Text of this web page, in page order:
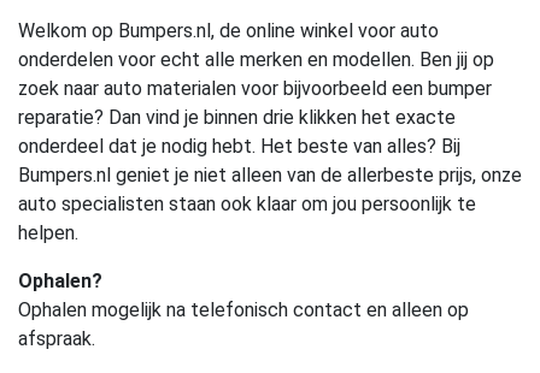
Welkom op Bumpers.nl, de online winkel voor auto
onderdelen voor echt alle merken en modellen. Ben jij op
zoek naar auto materialen voor bijvoorbeeld een bumper
reparatie? Dan vind je binnen drie klikken het exacte
onderdeel dat je nodig hebt. Het beste van alles? Bij
Bumpers.nl geniet je niet alleen van de allerbeste prijs, onze
auto specialisten staan ook klaar om jou persoonlijk te
helpen.
Ophalen?
Ophalen mogelijk na telefonisch contact en alleen op
afspraak.